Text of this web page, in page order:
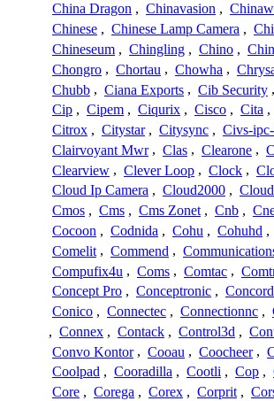
China Dragon , Chinavasion ,
Chinese , Chinese Lamp Camera ,
Chineseum , Chingling , Chino ,
Chongro , Chortau , Chowha ,
Chubb , Ciana Exports , Cib Security ,
Cip , Cipem , Ciqurix , Cisco , Cita ,
Citrox , Citystar , Citysync , Civs-
Clairvoyant Mwr , Clas , Clearone ,
Clearview , Clever Loop , Clock ,
Cloud Ip Camera , Cloud2000 ,
Cmos , Cms , Cms Zonet , Cnb ,
Cocoon , Codnida , Cohu , Cohuhd ,
Comelit , Commend ,
Compufix4u , Coms , Comtac ,
Concept Pro , Conceptronic , Concord
Conico , Connectec , Connectionnc ,
, Connex , Contack , Control3d ,
Convo Kontor , Cooau , Coocheer ,
Coolpad , Cooradilla , Cootli , Cop ,
Core , Corega , Corex , Corprit ,